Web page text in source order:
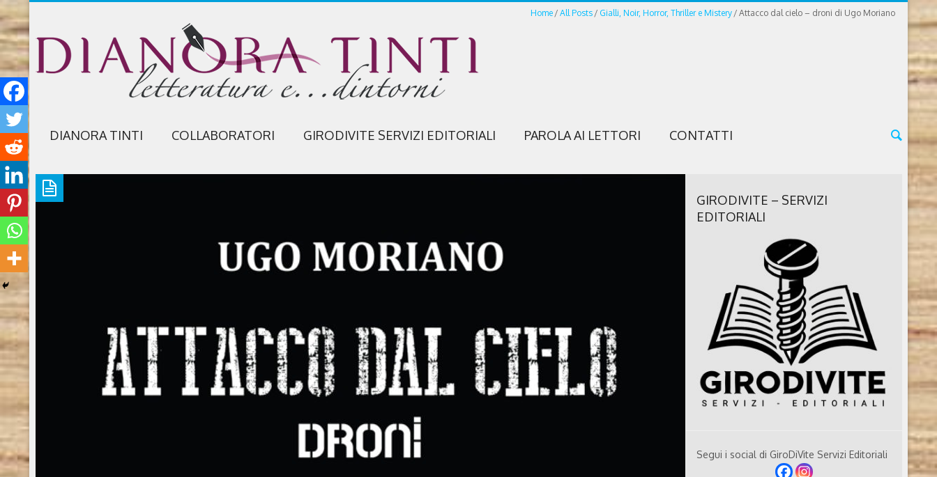
Home All Posts Gialli, Noir, Horror, Thriller e Mistery Attacco dal cielo – droni di Ugo Moriano
DIANORA TINTI COLLABORATORI GIRODIVITE SERVIZI EDITORIALI PAROLA AI LETTORI CONTATTI
GIRODIVITE – SERVIZI
EDITORIALI
Segui i social di GiroDiVite Servizi Editoriali